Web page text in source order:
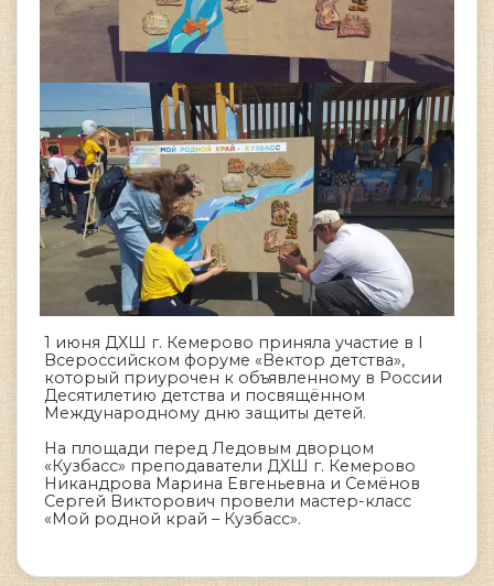
1 июня ДХШ г. Кемерово приняла участие в I
Всероссийском форуме «Вектор детства»,
который приурочен к объявленному в России
Десятилетию детства и посвящённом
Международному дню защиты детей.
На площади перед Ледовым дворцом
«Кузбасс» преподаватели ДХШ г. Кемерово
Никандрова Марина Евгеньевна и Семёнов
Сергей Викторович провели мастер-класс
«Мой родной край – Кузбасс».